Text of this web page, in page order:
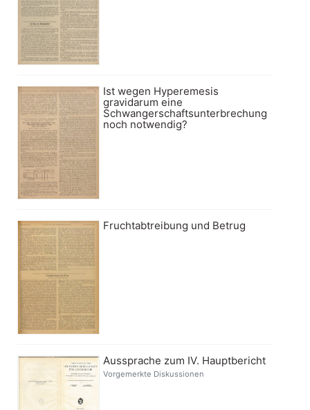
Ist wegen Hyperemesis
gravidarum eine
Schwangerschaftsunterbrechung
noch notwendig?
Fruchtabtreibung und Betrug
Aussprache zum IV. Hauptbericht
Vorgemerkte Diskussionen